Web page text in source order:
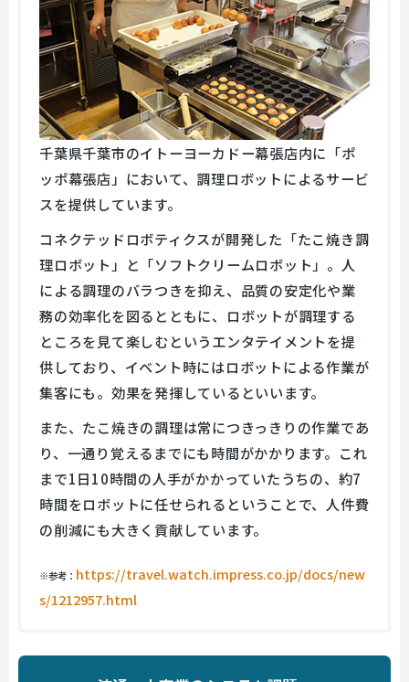
千葉県千葉市のイトーヨーカドー幕張店内に「ポ
ッポ幕張店」において、調理ロボットによるサービ
スを提供しています。
コネクテッドロボティクスが開発した「たこ焼き調
理ロボット」と「ソフトクリームロボット」。人
による調理のバラつきを抑え、品質の安定化や業
務の効率化を図るとともに、ロボットが調理する
ところを見て楽しむというエンタテイメントを提
供しており、イベント時にはロボットによる作業が
集客にも。効果を発揮しているといいます。
また、たこ焼きの調理は常につきっきりの作業であ
り、一通り覚えるまでにも時間がかかります。これ
まで1日10時間の人手がかかっていたうちの、約7
時間をロボットに任せられるということで、人件費
の削減にも大きく貢献しています。
※参考： https://travel.watch.impress.co.jp/docs/new
s/1212957.html